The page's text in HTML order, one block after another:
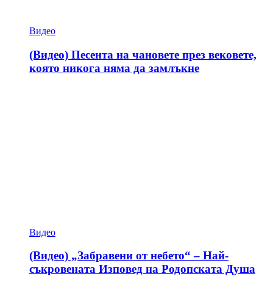
Видео
(Видео) Песента на чановете през вековете,
която никога няма да замлъкне
Видео
(Видео) „Забравени от небето“ – Най-
съкровената Изповед на Родопската Душа